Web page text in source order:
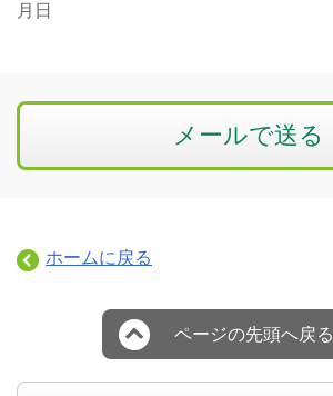
月日
メールで送る
ホームに戻る
ページの先頭へ戻る